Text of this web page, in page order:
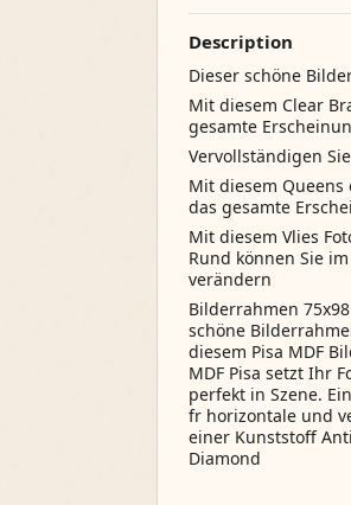
Description
Dieser schöne
Mit diesem Clear
gesamte
Vervollständigen
Mit diesem Queens
das gesamte
Mit diesem Vlies
Rund können Sie
verändern
Bilderrahmen
schöne
diesem Pisa MDF
MDF Pisa setzt Ihr
perfekt in Szene.
fr horizontale und
einer Kunststoff
Diamond